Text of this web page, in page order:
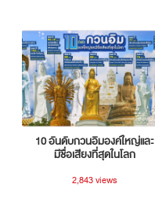
10 อันดับกวนอิมองค์ใหญ่และ
มีชื่อเสียงที่สุดในโลก
2,843 views